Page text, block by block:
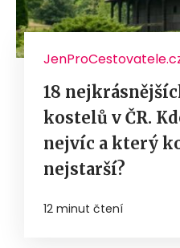
18
kostelů v ČR.
nejvíc a který
nejstarší?
12 minut čtení